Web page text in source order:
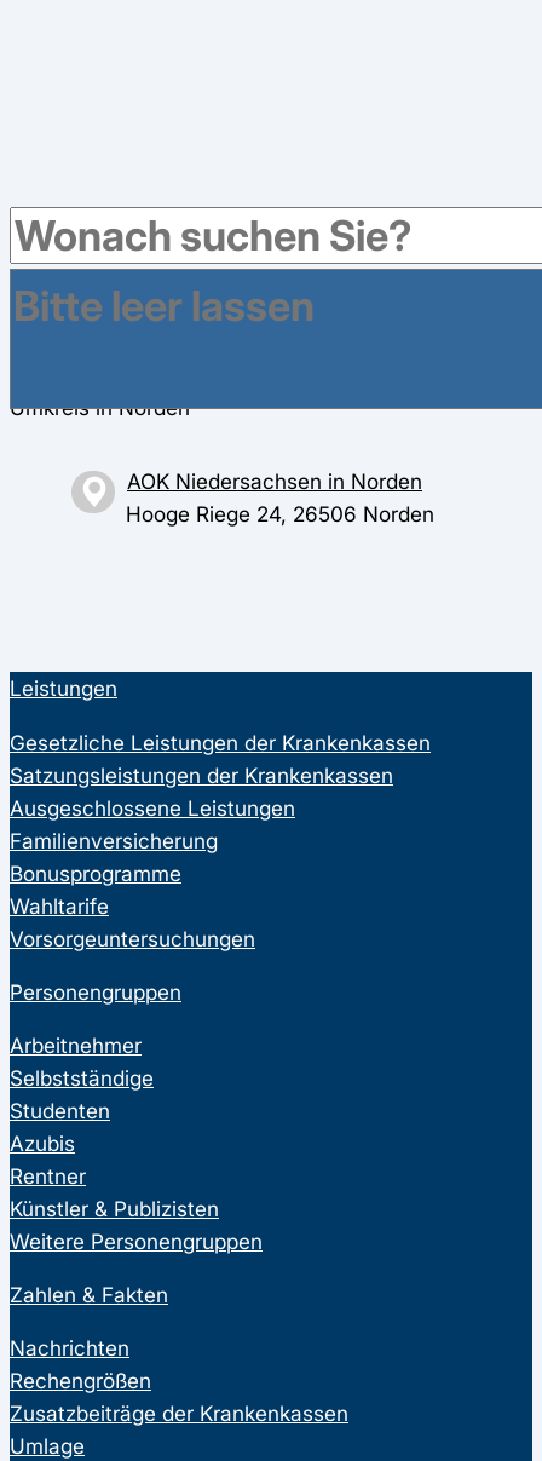
Umkreis in Norden
AOK Niedersachsen in Norden
Hooge Riege 24, 26506 Norden
Leistungen
Gesetzliche Leistungen der Krankenkassen
Satzungsleistungen der Krankenkassen
Ausgeschlossene Leistungen
Familienversicherung
Bonusprogramme
Wahltarife
Vorsorgeuntersuchungen
Personengruppen
Arbeitnehmer
Selbstständige
Studenten
Azubis
Rentner
Künstler & Publizisten
Weitere Personengruppen
Zahlen & Fakten
Nachrichten
Rechengrößen
Zusatzbeiträge der Krankenkassen
Umlage